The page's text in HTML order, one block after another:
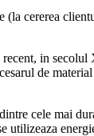
cererea
in
de
cele mai
utilizeaza